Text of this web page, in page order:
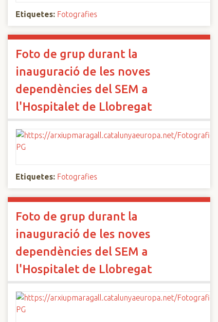
Etiquetes: Fotografies
Foto de grup durant la
inauguració de les noves
dependències del SEM a
l'Hospitalet de Llobregat
Etiquetes: Fotografies
Foto de grup durant la
inauguració de les noves
dependències del SEM a
l'Hospitalet de Llobregat